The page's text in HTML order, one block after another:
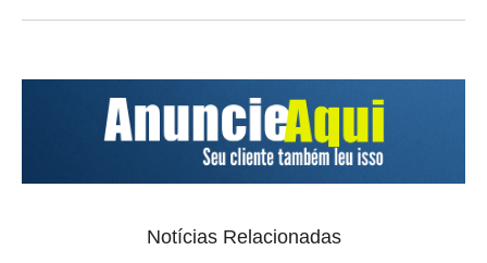
Notícias Relacionadas